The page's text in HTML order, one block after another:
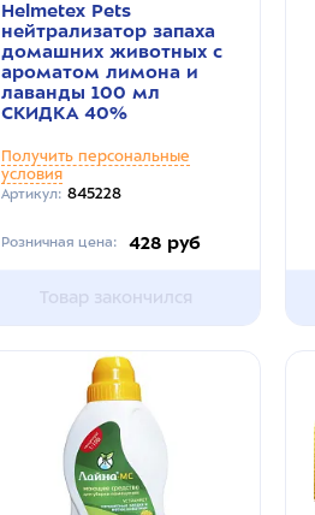
Helmetex Pets
нейтрализатор запаха
домашних животных с
ароматом лимона и
лаванды 100 мл
СКИДКА 40%
Получить персональные
условия
Артикул: 845228
Розничная цена: 428 руб
Товар закончился